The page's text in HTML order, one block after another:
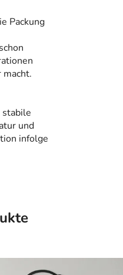
Packung
macht.
stabile
und
infolge